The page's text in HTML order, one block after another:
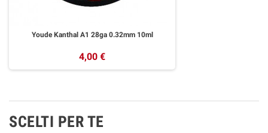
Youde Kanthal A1 28ga 0.32mm 10ml
4,00 €
SCELTI PER TE